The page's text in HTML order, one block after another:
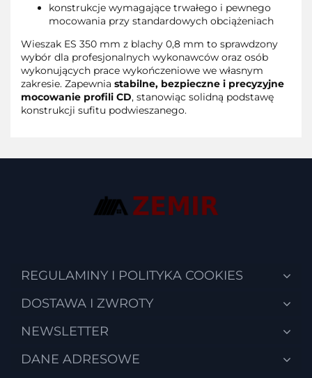
konstrukcje wymagające trwałego i pewnego
mocowania przy standardowych obciążeniach
Wieszak ES 350 mm z blachy 0,8 mm to sprawdzony
wybór dla profesjonalnych wykonawców oraz osób
wykonujących prace wykończeniowe we własnym
zakresie. Zapewnia stabilne, bezpieczne i precyzyjne
mocowanie profili CD, stanowiąc solidną podstawę
konstrukcji sufitu podwieszanego.
REGULAMINY I POLITYKA COOKIES
DOSTAWA I ZWROTY
NEWSLETTER
DANE ADRESOWE